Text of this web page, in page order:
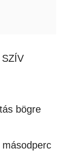
bögre
másodperc